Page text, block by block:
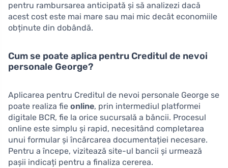
pentru rambursarea anticipată și să analizezi dacă
acest cost este mai mare sau mai mic decât economiile
obținute din dobândă.
Cum se poate aplica pentru Creditul de nevoi
personale George?
Aplicarea pentru Creditul de nevoi personale George se
poate realiza fie online, prin intermediul platformei
digitale BCR, fie la orice sucursală a băncii. Procesul
online este simplu și rapid, necesitând completarea
unui formular și încărcarea documentației necesare.
Pentru a începe, vizitează site-ul bancii și urmează
pașii indicați pentru a finaliza cererea.